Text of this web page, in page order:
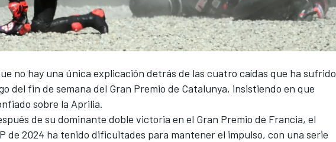
no hay una única explicación detrás de las cuatro caídas que ha sufrido
del fin de semana del Gran Premio de Catalunya, insistiendo en que
sobre la Aprilia.
de su dominante doble victoria en el Gran Premio de Francia, el
de 2024 ha tenido dificultades para mantener el impulso, con una serie